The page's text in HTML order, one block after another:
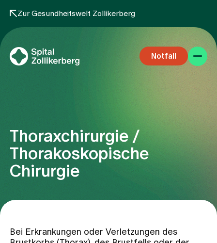
Zur Gesundheitswelt Zollikerberg
Notfall
Fachbereiche
Aufenthalt
Thoraxchirurgie /
Thorakoskopische
Chirurgie
Bei Erkrankungen oder Verletzungen des